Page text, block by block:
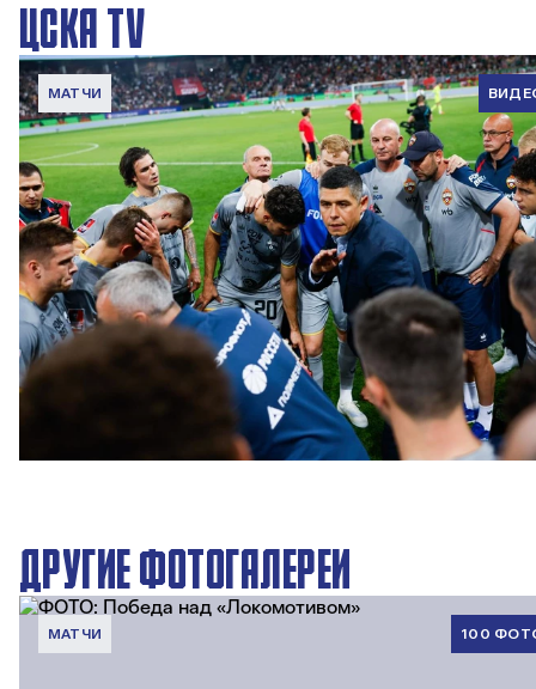
ЦСКА TV
МАТЧИ
Вокруг матча | Локомотив – ПФК ЦСКА
ДРУГИЕ ФОТОГАЛЕРЕИ
МАТЧИ 100